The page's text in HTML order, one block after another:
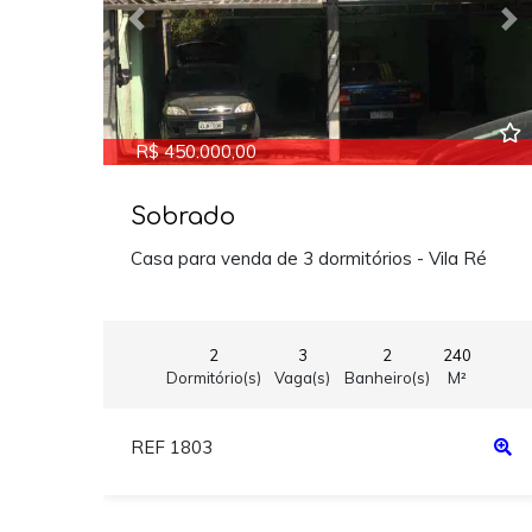
Previous
R$ 450.000,00
Sobrado
Casa para venda de 3 dormitórios - Vila Ré
2
Dormitório(s)
3
Vaga(s)
2
Banheiro(s)
240
M²
REF 1803